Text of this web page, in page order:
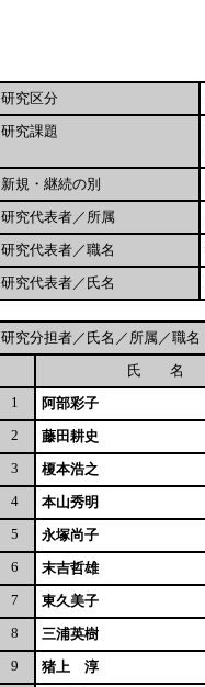
研究区分
研究課題
新規・継続の別
研究代表者／所属
研究代表者／職名
研究代表者／氏名
研究分担者／氏名／所属／職名
氏 名
1
阿部彩子
2
藤田耕史
3
榎本浩之
4
本山秀明
5
永塚尚子
6
末吉哲雄
7
東久美子
8
三浦英樹
9
猪上 淳